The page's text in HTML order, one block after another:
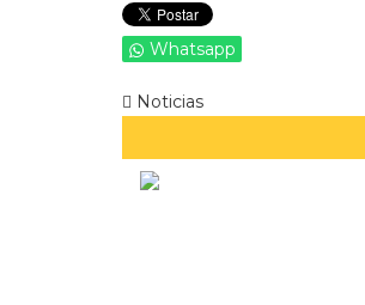
Whatsapp
Noticias